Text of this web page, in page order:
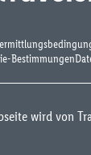
Bestimmungen
wird von